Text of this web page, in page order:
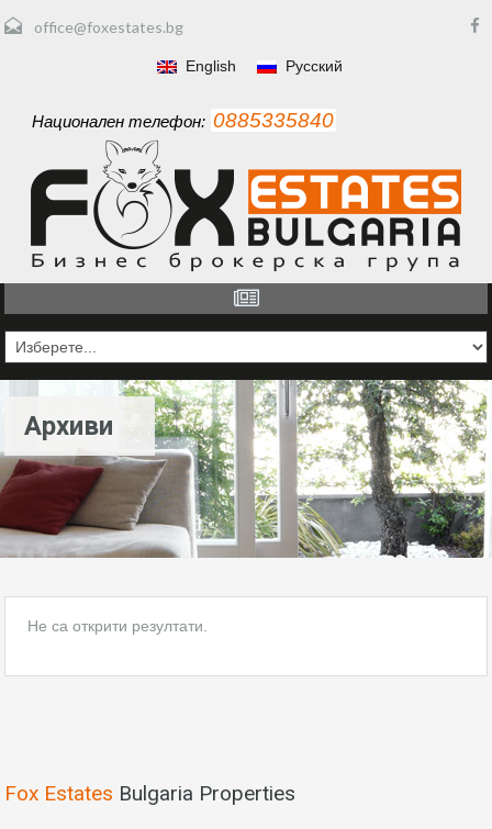
office@foxestates.bg
English Русский
Национален телефон: 0885335840
Архиви
Не са открити резултати.
Fox Estates Bulgaria Properties